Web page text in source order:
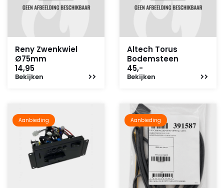
Reny Zwenkwiel
Ø75mm
14,95
Bekijken
Altech Torus
Bodemsteen
45,-
Bekijken
Aanbieding Aanbieding